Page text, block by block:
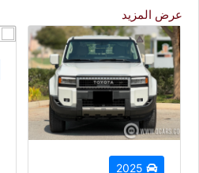
عرض المزيد
2020
مرسيدس جي ال
اي 63 اس اي ام
جي
الدوحة